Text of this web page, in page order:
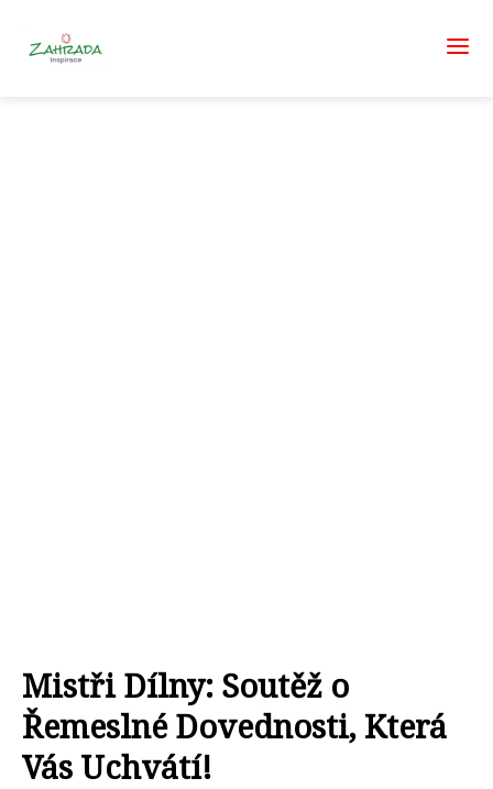
Mistři Dílny: Soutěž o
Řemeslné Dovednosti, Která
Vás Uchvátí!